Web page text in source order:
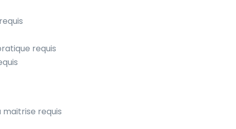
requis
maitrise requis